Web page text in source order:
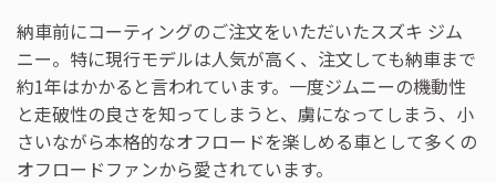
納車前にコーティングのご注文をいただいたスズキ ジム
ニー。特に現行モデルは人気が高く、注文しても納車まで
約1年はかかると言われています。一度ジムニーの機動性
と走破性の良さを知ってしまうと、虜になってしまう、小
さいながら本格的なオフロードを楽しめる車として多くの
オフロードファンから愛されています。